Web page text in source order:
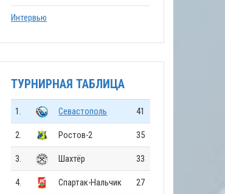
Интервью
ТУРНИРНАЯ ТАБЛИЦА
1. Севастополь 41
2. Ростов-2 35
3. Шахтёр 33
4. Спартак-Нальчик 27